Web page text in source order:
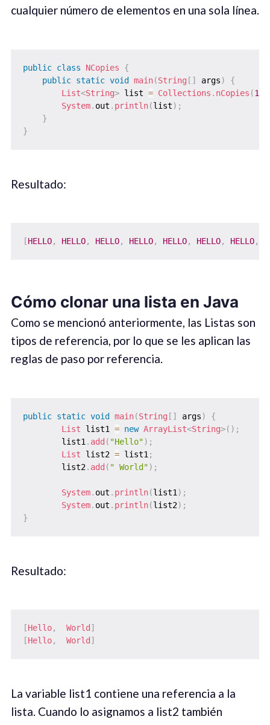
cualquier número de elementos en una sola línea.
public class NCopies
{
public static void main(String [ ] args)
{
List<String> list = Collections . nCopies (10
System. out . println(list) ;
}
}
Resultado:
[HELLO, HELLO, HELLO, HELLO, HELLO, HELLO, HELLO,
Cómo clonar una lista en Java
Como se mencionó anteriormente, las Listas son
tipos de referencia, por lo que se les aplican las
reglas de paso por referencia.
public static void main(String [ ] args)
{
List list1 = new ArrayList<String>( ) ;
        list1
. add ( "Hello") ;
List list2 = list1 ;
        list2
. add ( " World") ;
System. out . println(list1 ) ;
System. out . println(list2) ;
}
Resultado:
[Hello, World ]
[Hello, World ]
La variable list1 contiene una referencia a la
lista. Cuando lo asignamos a list2 también